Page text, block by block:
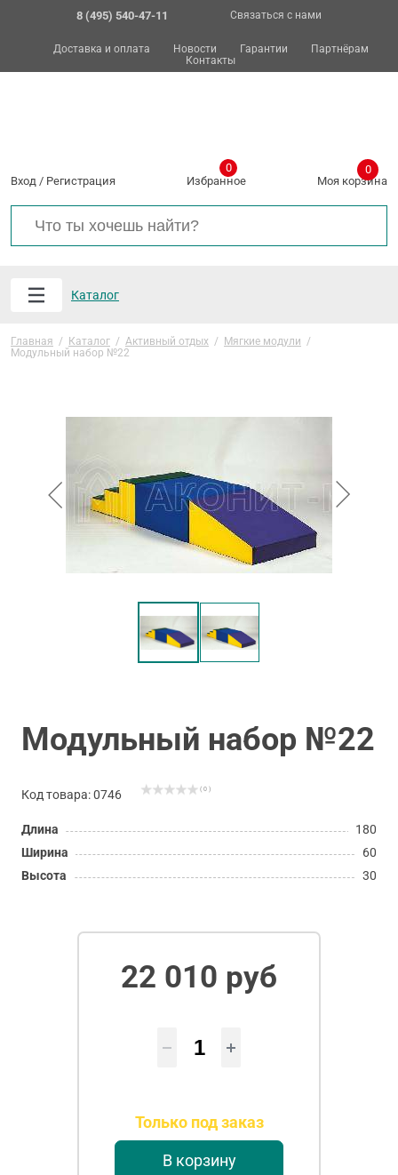
8 (495) 540-47-11 Связаться с нами
Доставка и оплата Новости Гарантии
Партнёрам
Контакты
Вход / Регистрация Избранное
0
Моя корзина
0
Каталог
Главная / Каталог / Активный отдых / Мягкие модули /
Модульный набор №22
Модульный набор №22
Код товара: 0746 ( 0 )
Длина
180
Ширина
60
Высота
30
22 010 руб
Только под заказ
В корзину